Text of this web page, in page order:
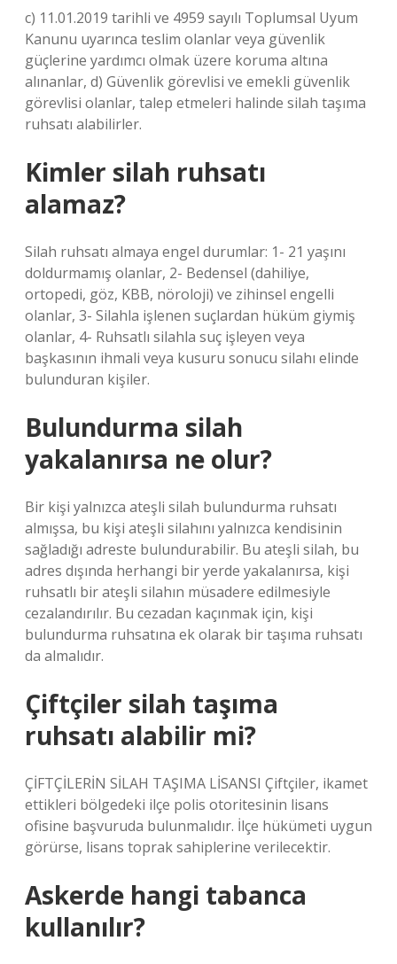
c) 11.01.2019 tarihli ve 4959 sayılı Toplumsal Uyum
Kanunu uyarınca teslim olanlar veya güvenlik
güçlerine yardımcı olmak üzere koruma altına
alınanlar, d) Güvenlik görevlisi ve emekli güvenlik
görevlisi olanlar, talep etmeleri halinde silah taşıma
ruhsatı alabilirler.
Kimler silah ruhsatı
alamaz?
Silah ruhsatı almaya engel durumlar: 1- 21 yaşını
doldurmamış olanlar, 2- Bedensel (dahiliye,
ortopedi, göz, KBB, nöroloji) ve zihinsel engelli
olanlar, 3- Silahla işlenen suçlardan hüküm giymiş
olanlar, 4- Ruhsatlı silahla suç işleyen veya
başkasının ihmali veya kusuru sonucu silahı elinde
bulunduran kişiler.
Bulundurma silah
yakalanırsa ne olur?
Bir kişi yalnızca ateşli silah bulundurma ruhsatı
almışsa, bu kişi ateşli silahını yalnızca kendisinin
sağladığı adreste bulundurabilir. Bu ateşli silah, bu
adres dışında herhangi bir yerde yakalanırsa, kişi
ruhsatlı bir ateşli silahın müsadere edilmesiyle
cezalandırılır. Bu cezadan kaçınmak için, kişi
bulundurma ruhsatına ek olarak bir taşıma ruhsatı
da almalıdır.
Çiftçiler silah taşıma
ruhsatı alabilir mi?
ÇİFTÇİLERİN SİLAH TAŞIMA LİSANSI Çiftçiler, ikamet
ettikleri bölgedeki ilçe polis otoritesinin lisans
ofisine başvuruda bulunmalıdır. İlçe hükümeti uygun
görürse, lisans toprak sahiplerine verilecektir.
Askerde hangi tabanca
kullanılır?